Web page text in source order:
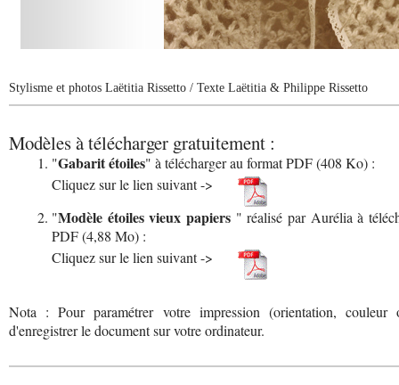
Stylisme et photos Laëtitia Rissetto / Texte Laëtitia & Philippe Rissetto
Modèles à télécharger gratuitement :
"Gabarit étoiles" à télécharger au format PDF (408 Ko) :
Cliquez sur le lien suivant ->
"Modèle étoiles vieux papiers " réalisé par Aurélia à
PDF (4,88 Mo) :
Cliquez sur le lien suivant ->
Nota : Pour paramétrer votre impression (orientation,
d'enregistrer le document sur votre ordinateur.